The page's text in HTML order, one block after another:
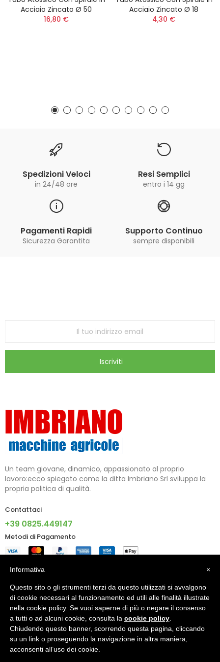
Acciaio Zincato Ø 50
16,80 €
Acciaio Zincato Ø 18
4,30 €
Spedizioni Veloci
in 24/48 ore
Resi Semplici
entro i 14 gg
Pagamenti Rapidi
Sicurezza Garantita
Supporto Continuo
sempre disponibili
Iscriviti
Un team giovane, dinamico, appassionato al proprio
lavoro:ecco spiegato come la ditta Imbriano Srl sviluppa la
propria politica di qualità.
Contattaci
+39 0825.449147
Metodi di Pagamento
Informazioni
Account
© 2024 - IMBRIANO S.R.L. PI 02805090640 - Made With ♥ By
X5G Digital Agency
×
Informativa
Questo sito o gli strumenti terzi da questo utilizzati si avvalgono
di cookie necessari al funzionamento ed utili alle finalità illustrate
nella cookie policy. Se vuoi saperne di più o negare il consenso
a tutti o ad alcuni cookie, consulta la cookie policy
Chiudendo questo banner, scorrendo questa pagina, cliccando
su un link o proseguendo la navigazione in altra maniera,
acconsenti all’uso dei cookie.